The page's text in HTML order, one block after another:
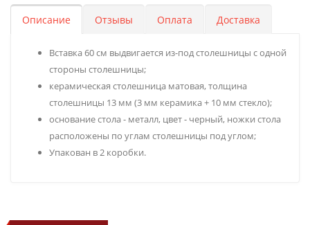
Описание Отзывы Оплата Доставка
Вставка 60 см выдвигается из-под столешницы с одной
стороны столешницы;
керамическая столешница матовая, толщина
столешницы 13 мм (3 мм керамика + 10 мм стекло);
основание стола - металл, цвет - черный, ножки стола
расположены по углам столешницы под углом;
Упакован в 2 коробки.